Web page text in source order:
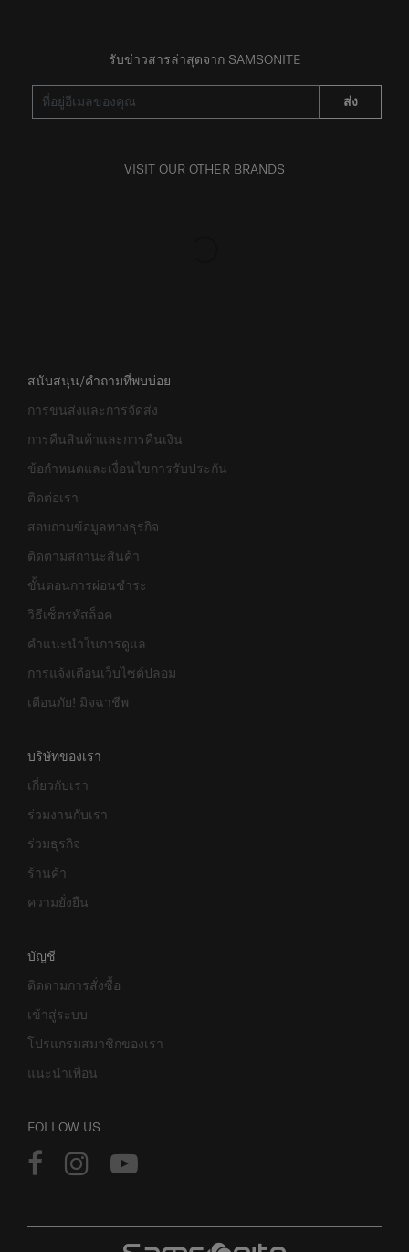
รับข่าวสารล่าสุดจาก SAMSONITE
ส่ง
VISIT OUR OTHER BRANDS
สนับสนุน/คำถามที่พบบ่อย
การขนส่งและการจัดส่ง
การคืนสินค้าและการคืนเงิน
ข้อกำหนดและเงื่อนไขการรับประกัน
ติดต่อเรา
สอบถามข้อมูลทางธุรกิจ
ติดตามสถานะสินค้า
ขั้นตอนการผ่อนชำระ
วิธีเซ็ตรหัสล็อค
คำแนะนำในการดูแล
การแจ้งเตือนเว็บไซต์ปลอม
เตือนภัย! มิจฉาชีพ
บริษัทของเรา
เกี่ยวกับเรา
ร่วมงานกับเรา
ร่วมธุรกิจ
ร้านค้า
ความยั่งยืน
บัญชี
ติดตามการสั่งซื้อ
เข้าสู่ระบบ
โปรแกรมสมาชิกของเรา
แนะนำเพื่อน
FOLLOW US